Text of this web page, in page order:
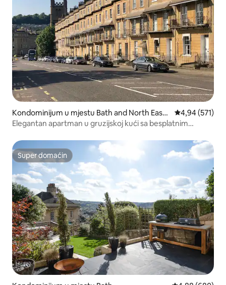
Kondominijum u mjestu Bath and North East
Somerset
prosječna
4,94 (571)
Elegantan apartman u gruzijskoj kući sa besplatnim
Super domaćin
Super domaćin